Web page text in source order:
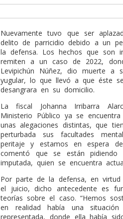
Nuevamente tuvo que ser
delito de parricidio debido a un
la defensa. Los hechos que son
remiten a un caso de 2022,
Levipichún Núñez, dio muerte a
yugular, lo que llevó a que éste
desangrara en su domicilio.
La fiscal Johanna Irribarra
Ministerio Público ya se
unas alegaciones distintas, que
perturbada sus facultades
peritaje y estamos en espera
comentó que se están
imputada, quien se encuentra
Por parte de la defensa, en
el juicio, dicho antecedente es
teorías sobre el caso. “Hemos
en realidad había una
representada, donde ella había